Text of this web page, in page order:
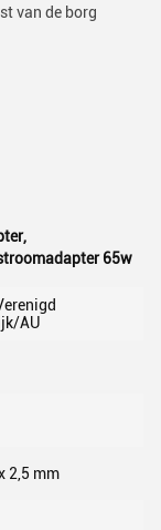
van de borg
,
65w
AU
2,5 mm